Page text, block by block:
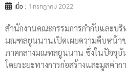
เมื่อ : 1 กรกฎาคม 2022
สำนักงานคณะกรรมการกำกับและบ
มณฑลยูนนานเปิดเผยความคืบหน้า
ภาคกลางมณฑลยูนนาน ซึ่งในปัจจุบั
โดยระยะทางการก่อสร้างและมูลค่า